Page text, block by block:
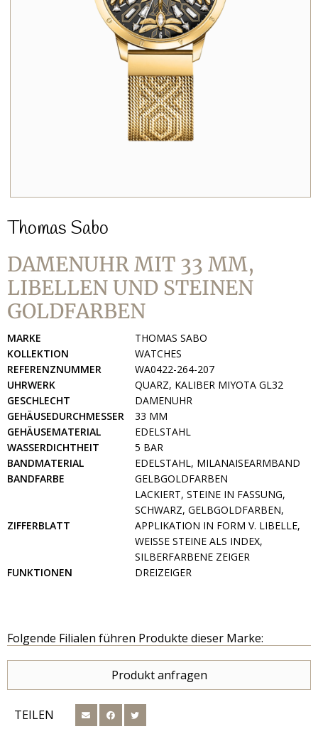
Thomas Sabo
DAMENUHR MIT 33 MM,
LIBELLEN UND STEINEN
GOLDFARBEN
MARKE
THOMAS SABO
KOLLEKTION
WATCHES
REFERENZNUMMER
WA0422-264-207
UHRWERK
QUARZ, KALIBER MIYOTA GL32
GESCHLECHT
DAMENUHR
GEHÄUSEDURCHMESSER
33 MM
GEHÄUSEMATERIAL
EDELSTAHL
WASSERDICHTHEIT
5 BAR
BANDMATERIAL
EDELSTAHL, MILANAISEARMBAND
BANDFARBE
GELBGOLDFARBEN
ZIFFERBLATT
LACKIERT, STEINE IN FASSUNG,
SCHWARZ, GELBGOLDFARBEN,
APPLIKATION IN FORM V. LIBELLE,
WEISSE STEINE ALS INDEX, S
ILBERFARBENE ZEIGER
FUNKTIONEN
DREIZEIGER
Folgende Filialen führen Produkte dieser Marke:
Produkt anfragen
TEILEN